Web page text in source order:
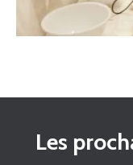
Les